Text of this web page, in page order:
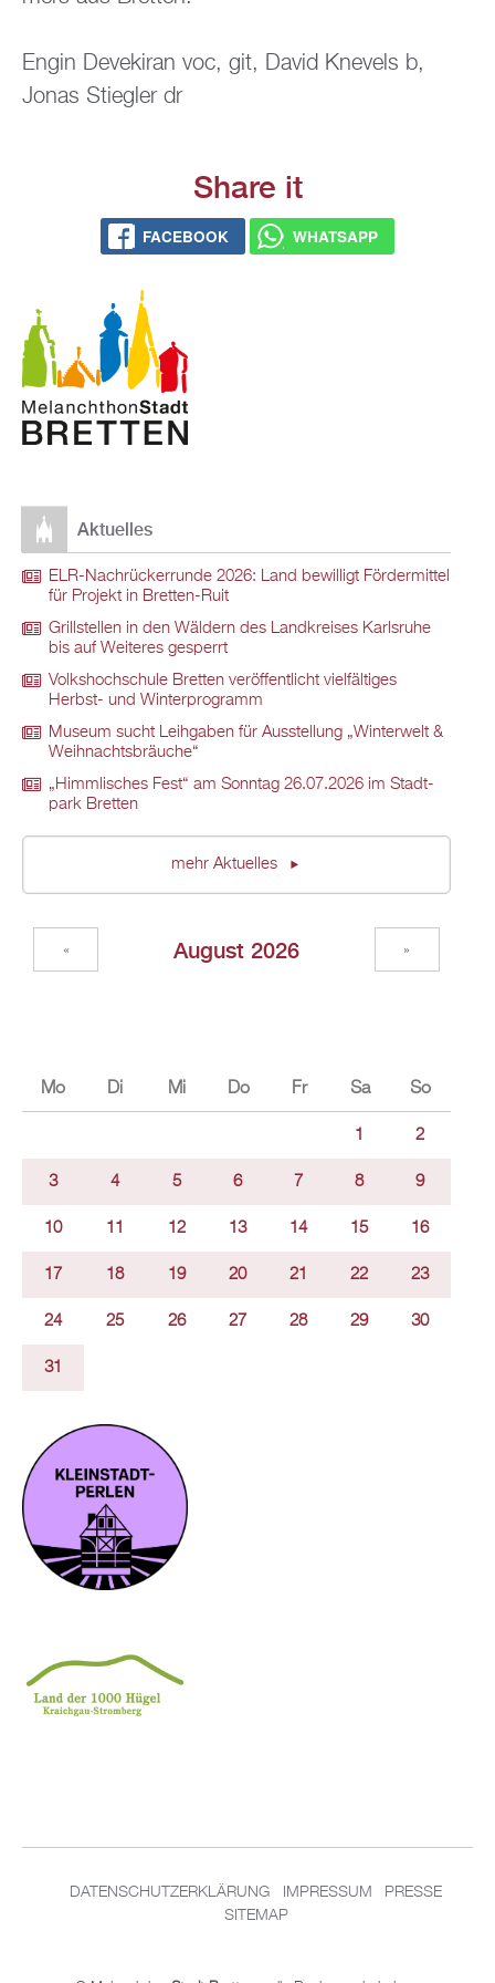
Engin De­vekiran voc, git, David Kne­vels b,
Jonas Stieg­ler dr
Share it
FACE­BOOK WHATS­APP
Ak­tu­el­les
ELR-Nach­rü­ck­er­run­de 2026: Land be­wil­ligt För­der­mit­tel
für Pro­jekt in Brett­en-Ruit
Grill­stel­len in den Wäl­dern des Land­krei­ses Karls­ru­he
bis auf Wei­te­res ge­sperrt
Volks­hoch­schu­le Brett­en ver­öf­fent­licht viel­fäl­ti­ges
Herbst- und Win­ter­pro­gramm
Mu­se­um sucht Leih­ga­ben für Aus­stel­lung „Win­ter­welt &
Weih­nachts­bräu­che“
„Himm­li­sches Fest“ am Sonn­tag 26.07.2026 im Stadt­
park Brett­en
mehr Ak­tu­el­les
Au­gust 2026
« »
Mo Di Mi Do Fr Sa So
1 2
3 4 5 6 7 8 9
10 11 12 13 14 15 16
17 18 19 20 21 22 23
24 25 26 27 28 29 30
31
DA­TEN­SCHUT­Z­ER­KLÄ­RUNG IM­PRES­SUM
PRES­SE
SITEMAP